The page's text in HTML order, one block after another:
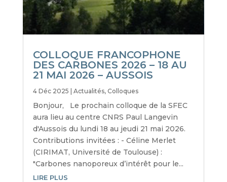
COLLOQUE FRANCOPHONE
DES CARBONES 2026 – 18 AU
21 MAI 2026 – AUSSOIS
4 Déc 2025 | Actualités, Colloques
Bonjour, Le prochain colloque de la SFEC
aura lieu au centre CNRS Paul Langevin
d'Aussois du lundi 18 au jeudi 21 mai 2026.
Contributions invitées : - Céline Merlet
(CIRIMAT, Université de Toulouse) :
"Carbones nanoporeux d’intérêt pour le...
LIRE PLUS